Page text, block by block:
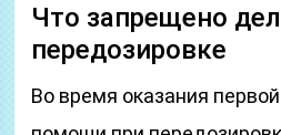
Что запрещено
передозировке
Во время оказания